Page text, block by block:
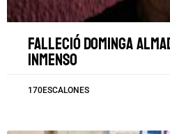
Falleció Dominga
inmenso
170ESCALONES